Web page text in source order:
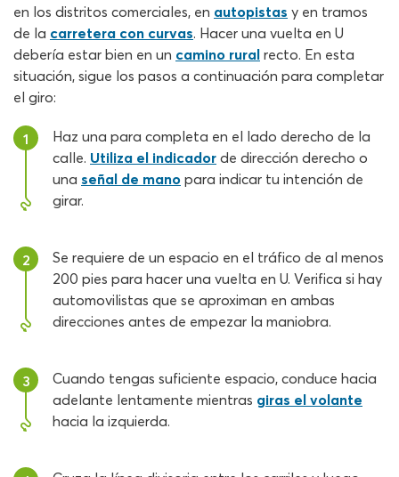
en los distritos comerciales, en autopistas y en tramos
de la carretera con curvas. Hacer una vuelta en U
debería estar bien en un camino rural recto. En esta
situación, sigue los pasos a continuación para completar
el giro:
1
Haz una para completa en el lado derecho de la
calle. Utiliza el indicador de dirección derecho o
una señal de mano para indicar tu intención de
girar.
2
Se requiere de un espacio en el tráfico de al menos
200 pies para hacer una vuelta en U. Verifica si hay
automovilistas que se aproximan en ambas
direcciones antes de empezar la maniobra.
3
Cuando tengas suficiente espacio, conduce hacia
adelante lentamente mientras giras el volante
hacia la izquierda.